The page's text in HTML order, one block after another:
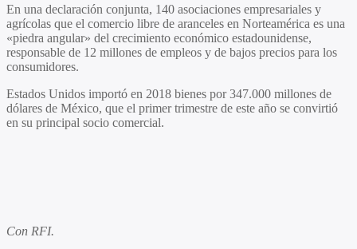
En una declaración conjunta, 140 asociaciones empresariales y
agrícolas que el comercio libre de aranceles en Norteamérica es una
«piedra angular» del crecimiento económico estadounidense,
responsable de 12 millones de empleos y de bajos precios para los
consumidores.
Estados Unidos importó en 2018 bienes por 347.000 millones de
dólares de México, que el primer trimestre de este año se convirtió
en su principal socio comercial.
Con RFI.